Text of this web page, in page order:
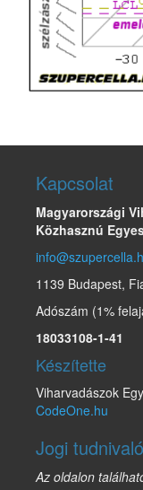
Kapcsolat
Magyarországi
Közhasznú
1139 Budapest,
Adószám (1%
18033108-1-41
Készítette
Viharvadászok
CodeOne.hu
Jogi
Az oldalon